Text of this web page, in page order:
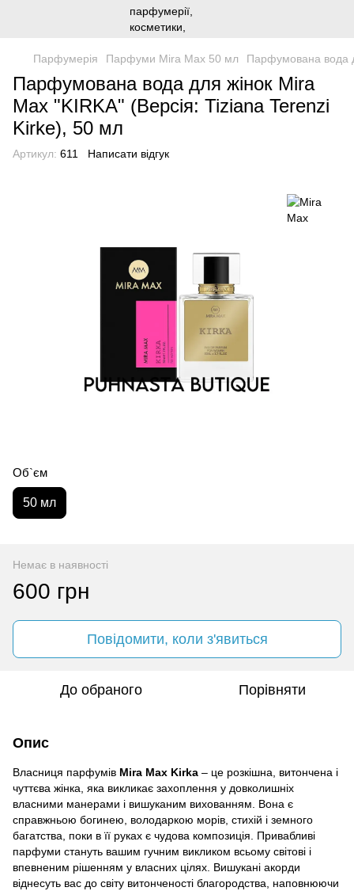
Парфумерія Парфуми Mira Max 50 мл Парфумована вода
Парфумована вода для жінок Mira
Max "KIRKA" (Версія: Tiziana Terenzi
Kirke), 50 мл
Артикул: 611 Написати відгук
Об`єм
50 мл
Немає в наявності
600 грн
Повідомити, коли з'явиться
До обраного Порівняти
Опис
Власниця парфумів Mira Max Kirka – це розкішна, витончена і
чуттєва жінка, яка викликає захоплення у довколишніх
власними манерами і вишуканим вихованням. Вона є
справжньою богинею, володаркою морів, стихій і земного
багатства, поки в її руках є чудова композиція. Привабливі
парфуми стануть вашим гучним викликом всьому світові і
впевненим рішенням у власних цілях. Вишукані акорди
віднесуть вас до світу витонченості благородства, наповнюючи